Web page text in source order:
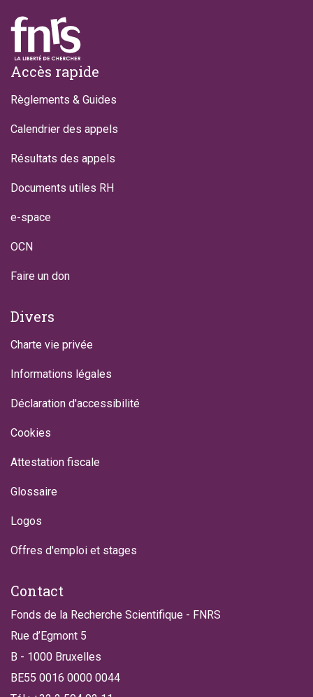
Footer
Accès rapide
Règlements & Guides
Calendrier des appels
Résultats des appels
Documents utiles RH
e-space
OCN
Faire un don
Divers
Charte vie privée
Informations légales
Déclaration d'accessibilité
Cookies
Attestation fiscale
Glossaire
Logos
Offres d'emploi et stages
Contact
Fonds de la Recherche Scientifique - FNRS
Rue d’Egmont 5
B - 1000 Bruxelles
BE55 0016 0000 0044